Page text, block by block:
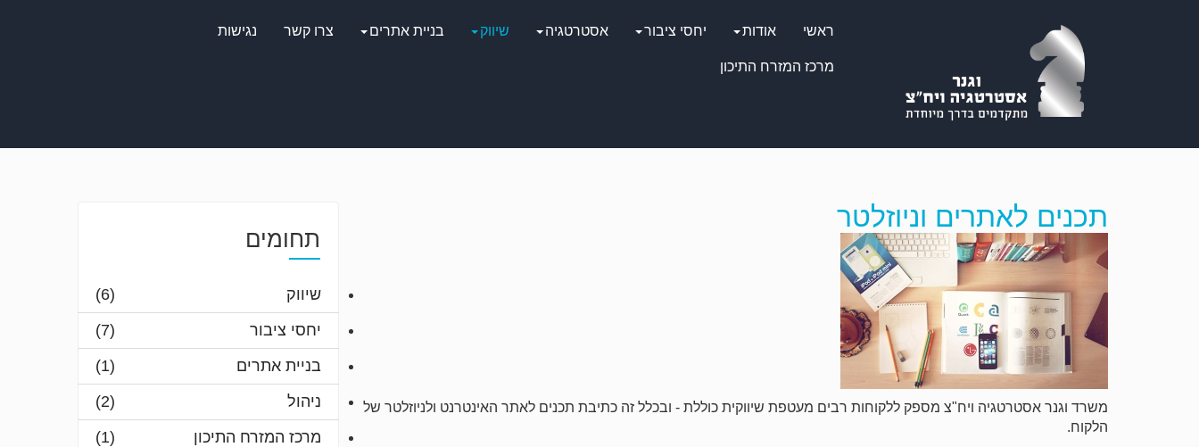
ראשי אודות יחסי ציבור אסטרטגיה שיווק בניית אתרים צרו קשר נגישות
מרכז המזרח התיכון
תכנים לאתרים וניוזלטר
משרד וגנר אסטרטגיה ויח"צ מספק ללקוחות רבים מעטפת שיווקית כוללת - ובכלל זה כתיבת תכנים לאתר האינטרנט ולניוזלטר של
הלקוח.
תחומים
שיווק
(6)
יחסי ציבור
(7)
בניית אתרים
(1)
ניהול
(2)
מרכז המזרח התיכון
(1)